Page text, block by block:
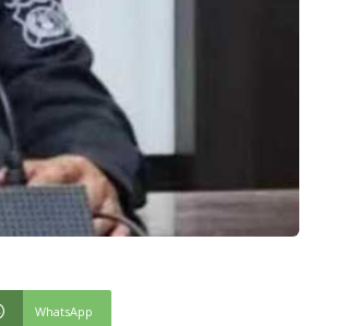
WhatsApp